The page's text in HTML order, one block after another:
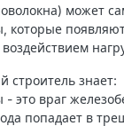
может
которые
знает:
это враг
попадает в